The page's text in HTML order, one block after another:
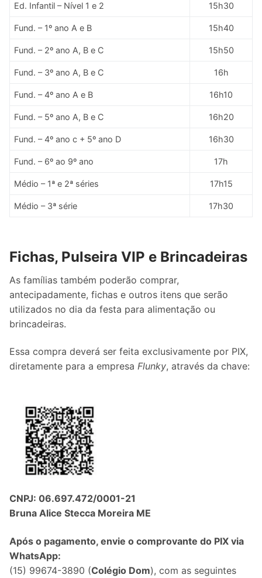
Ed. Infantil – Nível 1 e 2 15h30
Fund. – 1º ano A e B 15h40
Fund. – 2º ano A, B e C 15h50
Fund. – 3º ano A, B e C 16h
Fund. – 4º ano A e B 16h10
Fund. – 5º ano A, B e C 16h20
Fund. – 4º ano c + 5º ano D 16h30
Fund. – 6º ao 9º ano 17h
Médio – 1ª e 2ª séries 17h15
Médio – 3ª série 17h30
Fichas, Pulseira VIP e Brincadeiras
As famílias também poderão comprar,
antecipadamente, fichas e outros itens que serão
utilizados no dia da festa para alimentação ou
brincadeiras.
Essa compra deverá ser feita exclusivamente por PIX,
diretamente para a empresa Flunky, através da chave:
CNPJ: 06.697.472/0001-21
Bruna Alice Stecca Moreira ME
Após o pagamento, envie o comprovante do PIX via
WhatsApp:
(15) 99674-3890 (Colégio Dom), com as seguintes